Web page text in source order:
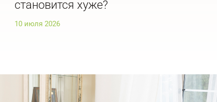
становится хуже?
10 июля 2026